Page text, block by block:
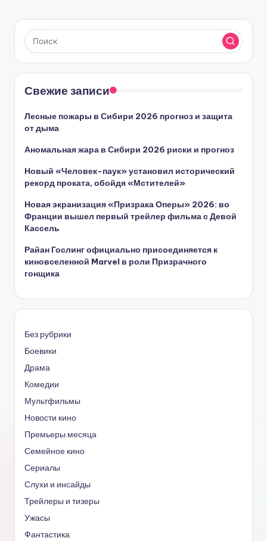
Свежие записи
Лесные пожары в Сибири 2026 прогноз и защита
от дыма
Аномальная жара в Сибири 2026 риски и прогноз
Новый «Человек-паук» установил исторический
рекорд проката, обойдя «Мстителей»
Новая экранизация «Призрака Оперы» 2026: во
Франции вышел первый трейлер фильма с Девой
Кассель
Райан Гослинг официально присоединяется к
киновселенной Marvel в роли Призрачного
гонщика
Без рубрики
Боевики
Драма
Комедии
Мультфильмы
Новости кино
Премьеры месяца
Семейное кино
Сериалы
Слухи и инсайды
Трейлеры и тизеры
Ужасы
Фантастика